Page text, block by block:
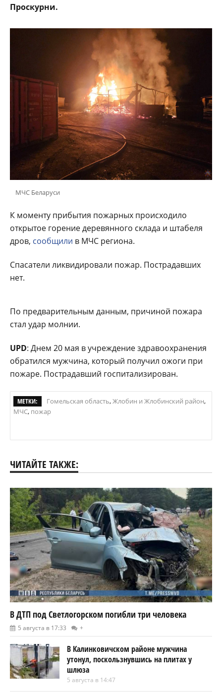
Проскурни.
МЧС Беларуси
К моменту прибытия пожарных происходило
открытое горение деревянного склада и штабеля
дров, сообщили в МЧС региона.
Спасатели ликвидировали пожар. Пострадавших
нет.
По предварительным данным, причиной пожара
стал удар молнии.
UPD: Днем 20 мая в учреждение здравоохранения
обратился мужчина, который получил ожоги при
пожаре. Пострадавший госпитализирован.
МЕТКИ: Гомельская область,Жлобин и Жлобинский район,
МЧС, пожар
ЧИТАЙТЕ ТАКЖЕ:
В ДТП под Светлогорском погибли три человека
5 августа в 17:33 +
В Калинковичском районе мужчина
утонул, поскользнувшись на плитах у
шлюза
5 августа в 14:47